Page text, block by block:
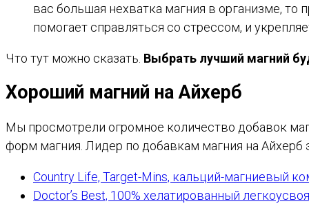
вас большая нехватка магния в организме,
помогает справляться со стрессом, и
Что тут можно сказать. Выбрать лучший магний
Хороший магний на Айхерб
Мы просмотрели огромное количество добавок
форм магния. Лидер по добавкам магния на
Country Life, Target-Mins, кальций-магниевый
Doctor’s Best, 100% хелатированный